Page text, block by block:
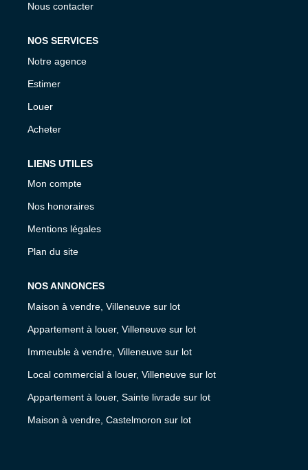
Nous contacter
NOS SERVICES
Notre agence
Estimer
Louer
Acheter
LIENS UTILES
Mon compte
Nos honoraires
Mentions légales
Plan du site
NOS ANNONCES
Maison à vendre, Villeneuve sur lot
Appartement à louer, Villeneuve sur lot
Immeuble à vendre, Villeneuve sur lot
Local commercial à louer, Villeneuve sur lot
Appartement à louer, Sainte livrade sur lot
Maison à vendre, Castelmoron sur lot